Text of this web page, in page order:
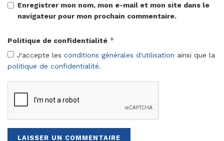
Enregistrer mon nom, mon e-mail et mon site dans le
navigateur pour mon prochain commentaire.
Politique de confidentialité *
J'accepte les conditions générales d'utilisation ainsi que la
politique de confidentialité.